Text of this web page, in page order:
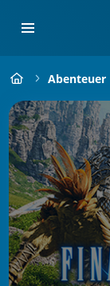
Abenteuer